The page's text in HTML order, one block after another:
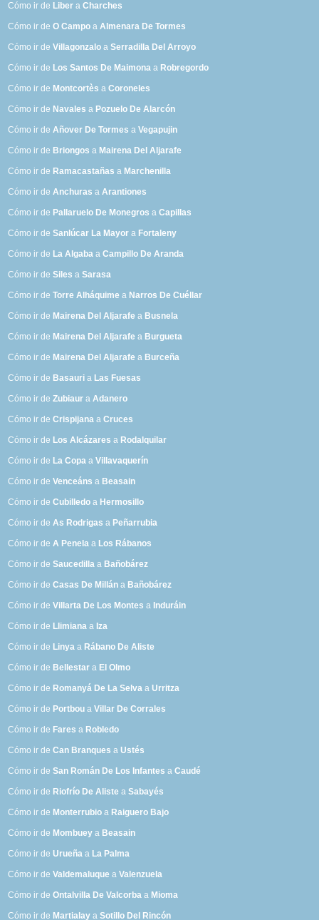
Cómo ir de Liber aCharches
Cómo ir deO Campo aAlmenara De Tormes
Cómo ir deVillagonzalo aSerradilla Del Arroyo
Cómo ir de Los Santos De Maimona a Robregordo
Cómo ir de Montcortès aCoroneles
Cómo ir de Navales a Pozuelo De Alarcón
Cómo ir deAñover De Tormes aVegapujin
Cómo ir de Briongos a Mairena Del Aljarafe
Cómo ir de Ramacastañas a Marchenilla
Cómo ir deAnchuras aArantiones
Cómo ir de Pallaruelo De Monegros aCapillas
Cómo ir deSanlúcar La Mayor a Fortaleny
Cómo ir de La Algaba aCampillo De Aranda
Cómo ir deSiles aSarasa
Cómo ir deTorre Alháquime a Narros De Cuéllar
Cómo ir de Mairena Del Aljarafe a Busnela
Cómo ir de Mairena Del Aljarafe a Burgueta
Cómo ir de Mairena Del Aljarafe a Burceña
Cómo ir de Basauri a Las Fuesas
Cómo ir deZubiaur aAdanero
Cómo ir deCrispijana aCruces
Cómo ir de Los Alcázares a Rodalquilar
Cómo ir de La Copa aVillavaquerín
Cómo ir deVenceáns a Beasain
Cómo ir deCubilledo a Hermosillo
Cómo ir deAs Rodrigas a Peñarrubia
Cómo ir deA Penela a Los Rábanos
Cómo ir deSaucedilla a Bañobárez
Cómo ir deCasas De Millán a Bañobárez
Cómo ir deVillarta De Los Montes a Induráin
Cómo ir de Llimiana a Iza
Cómo ir de Linya a Rábano De Aliste
Cómo ir de Bellestar a El Olmo
Cómo ir de Romanyá De La Selva aUrritza
Cómo ir de Portbou aVillar De Corrales
Cómo ir de Fares a Robledo
Cómo ir deCan Branques aUstés
Cómo ir deSan Román De Los Infantes aCaudé
Cómo ir de Riofrío De Aliste aSabayés
Cómo ir de Monterrubio a Raiguero Bajo
Cómo ir de Mombuey a Beasain
Cómo ir deUrueña a La Palma
Cómo ir deValdemaluque aValenzuela
Cómo ir deOntalvilla De Valcorba a Mioma
Cómo ir de Martialay aSotillo Del Rincón